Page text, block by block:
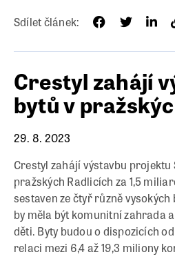
Sdílet článek:
Crestyl zahájí
bytů v
29. 8. 2023
Crestyl zahájí výstavbu projektu
pražských Radlicích za 1,5
sestaven ze čtyř různě
by měla být komunitní zahrada
děti. Byty budou o dispozicích
relaci mezi 6,4 až 19,3 miliony